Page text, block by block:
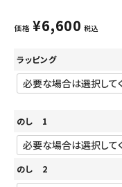
価格 ¥6,600 税込
ラッピング
のし 1
のし 2